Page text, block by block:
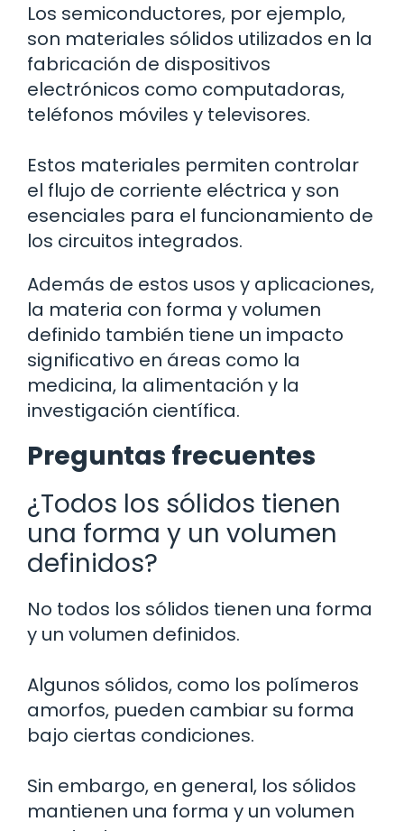
Los semiconductores, por ejemplo,
son materiales sólidos utilizados en la
fabricación de dispositivos
electrónicos como computadoras,
teléfonos móviles y televisores.
Estos materiales permiten controlar
el flujo de corriente eléctrica y son
esenciales para el funcionamiento de
los circuitos integrados.
Además de estos usos y aplicaciones,
la materia con forma y volumen
definido también tiene un impacto
significativo en áreas como la
medicina, la alimentación y la
investigación científica.
Preguntas frecuentes
¿Todos los sólidos tienen
una forma y un volumen
definidos?
No todos los sólidos tienen una forma
y un volumen definidos.
Algunos sólidos, como los polímeros
amorfos, pueden cambiar su forma
bajo ciertas condiciones.
Sin embargo, en general, los sólidos
mantienen una forma y un volumen